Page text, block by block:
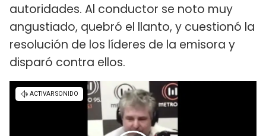
autoridades. Al conductor se noto muy
angustiado, quebró el llanto, y cuestionó la
resolución de los líderes de la emisora y
disparó contra ellos.